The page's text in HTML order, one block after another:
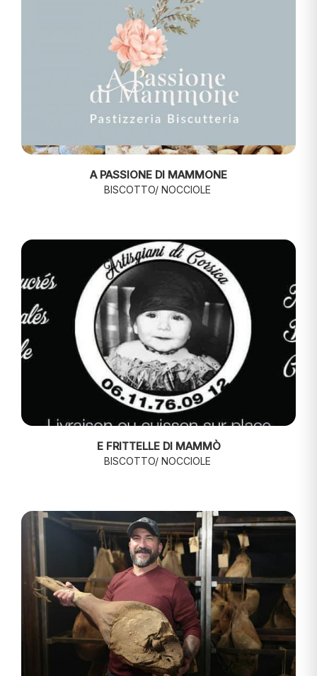
A PASSIONE DI MAMMONE
BISCOTTO/ NOCCIOLE
E FRITTELLE DI MAMMÒ
BISCOTTO/ NOCCIOLE